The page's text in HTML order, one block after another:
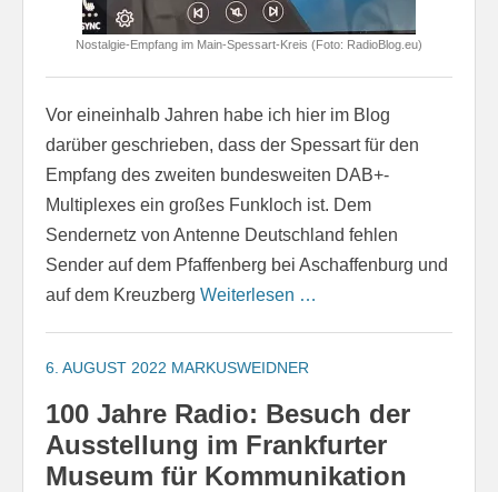
Nostalgie-Empfang im Main-Spessart-Kreis (Foto: RadioBlog.eu)
Vor eineinhalb Jahren habe ich hier im Blog
darüber geschrieben, dass der Spessart für den
Empfang des zweiten bundesweiten DAB+-
Multiplexes ein großes Funkloch ist. Dem
Sendernetz von Antenne Deutschland fehlen
Sender auf dem Pfaffenberg bei Aschaffenburg und
auf dem Kreuzberg Weiterlesen …
6. AUGUST 2022 MARKUSWEIDNER
100 Jahre Radio: Besuch der
Ausstellung im Frankfurter
Museum für Kommunikation